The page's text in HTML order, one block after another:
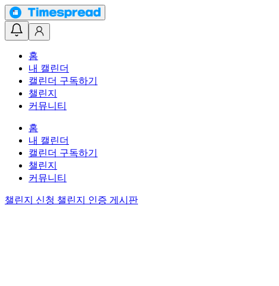
홈
내 캘린더
캘린더 구독하기
챌린지
커뮤니티
홈
내 캘린더
캘린더 구독하기
챌린지
커뮤니티
챌린지 신청 챌린지 인증 게시판